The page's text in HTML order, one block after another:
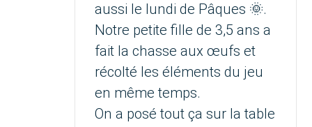
aussi le lundi de Pâques 🌞.
Notre petite fille de 3,5 ans a
fait la chasse aux œufs et
récolté les éléments du jeu
en même temps.
On a posé tout ça sur la table